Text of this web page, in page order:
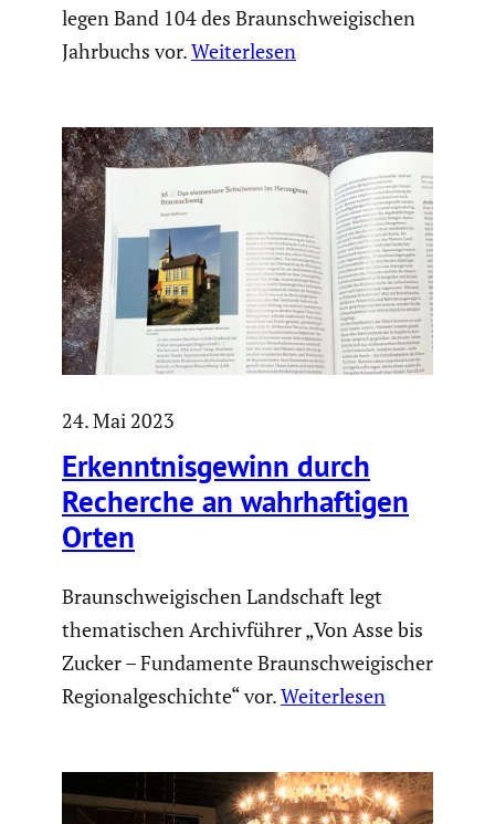
legen Band 104 des Braunschweigischen
Jahrbuchs vor.Weiterlesen
24. Mai 2023
Erkennt­nis­ge­winn durch
Recherche an wahrhaf­tigen
Orten
Braunschweigischen Landschaft legt
thematischen Archivführer „Von Asse bis
Zucker – Fundamente Braunschweigischer
Regionalgeschichte“ vor.Weiterlesen